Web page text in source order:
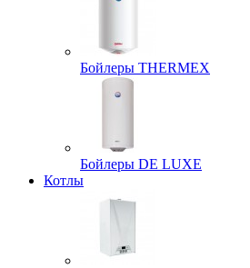
Бойлеры THERMEX
Бойлеры DE LUXE
Котлы